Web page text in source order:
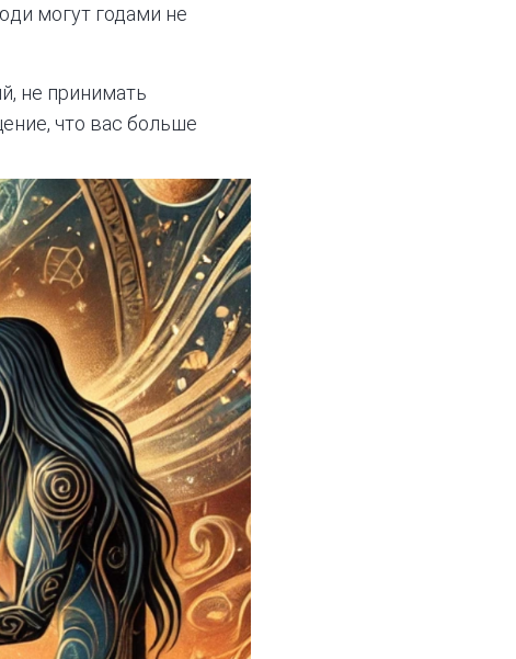
могут годами не
не принимать
что вас больше